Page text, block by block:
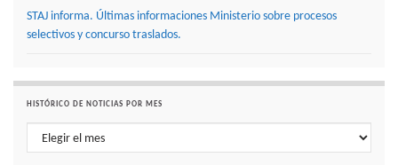
STAJ informa. Últimas informaciones Ministerio sobre procesos
selectivos y concurso traslados.
HISTÓRICO DE NOTICIAS POR MES
Histórico de noticias por mes